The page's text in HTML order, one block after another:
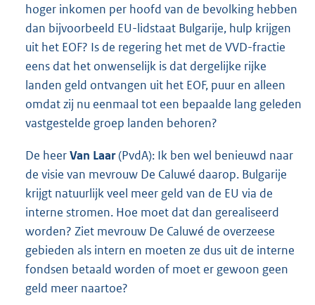
hoger inkomen per hoofd van de bevolking hebben
dan bijvoorbeeld EU-lidstaat Bulgarije, hulp krijgen
uit het EOF? Is de regering het met de VVD-fractie
eens dat het onwenselijk is dat dergelijke rijke
landen geld ontvangen uit het EOF, puur en alleen
omdat zij nu eenmaal tot een bepaalde lang geleden
vastgestelde groep landen behoren?
De heerVan Laar(PvdA): Ik ben wel benieuwd naar
de visie van mevrouw De Caluwé daarop. Bulgarije
krijgt natuurlijk veel meer geld van de EU via de
interne stromen. Hoe moet dat dan gerealiseerd
worden? Ziet mevrouw De Caluwé de overzeese
gebieden als intern en moeten ze dus uit de interne
fondsen betaald worden of moet er gewoon geen
geld meer naartoe?